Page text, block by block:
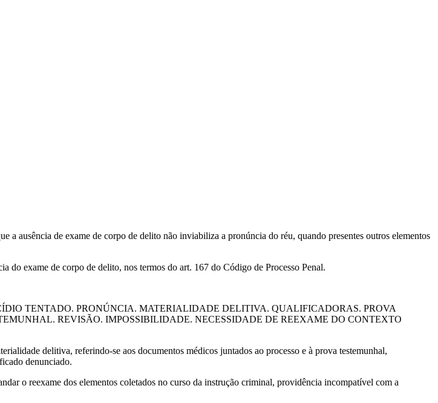
a ausência de exame de corpo de delito não inviabiliza a pronúncia do réu, quando presentes outros elementos
do exame de corpo de delito, nos termos do art. 167 do Código de Processo Penal.
TENTADO. PRONÚNCIA. MATERIALIDADE DELITIVA. QUALIFICADORAS. PROVA
REVISÃO. IMPOSSIBILIDADE. NECESSIDADE DE REEXAME DO CONTEXTO
delitiva, referindo-se aos documentos médicos juntados ao processo e à prova testemunhal,
denunciado.
o reexame dos elementos coletados no curso da instrução criminal, providência incompatível com a